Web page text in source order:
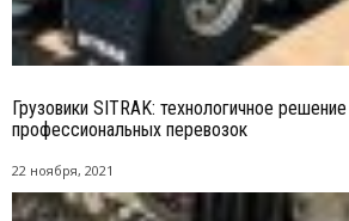
Грузовики SITRAK: технологичное
профессиональных перевозок
22 ноября, 2021